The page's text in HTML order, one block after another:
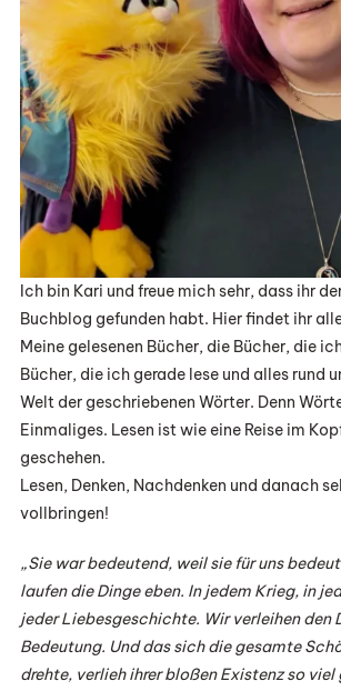
Ich bin Kari und freue mich sehr, dass ihr
Buchblog gefunden habt. Hier findet ihr
Meine gelesenen Bücher, die Bücher, die
Bücher, die ich gerade lese und alles rund
Welt der geschriebenen Wörter. Denn
Einmaliges. Lesen ist wie eine Reise im
geschehen.
Lesen, Denken, Nachdenken und danach
vollbringen!
„Sie war bedeutend, weil sie für uns
laufen die Dinge eben. In jedem Krieg, in
jeder Liebesgeschichte. Wir verleihen den
Bedeutung. Und das sich die gesamte
drehte, verlieh ihrer bloßen Existenz so